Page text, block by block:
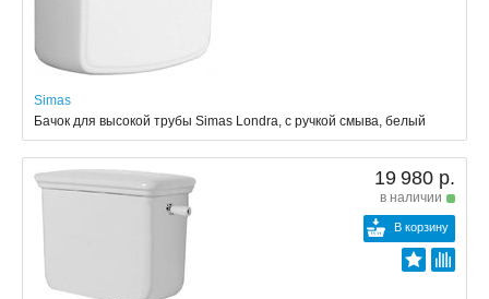
Simas
Бачок для высокой трубы Simas Londra, с ручкой смыва, белый
19 980 р.
в наличии
В корзину